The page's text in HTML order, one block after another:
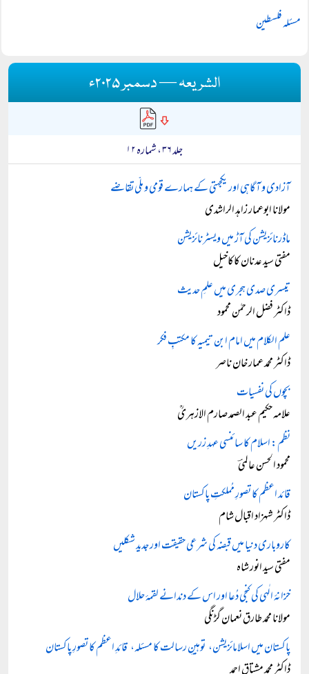
مسئلہ فلسطین
الشریعہ — دسمبر ۲۰۲۵ء
جلد ۳۶ ، شمارہ ۱۲
آزادی و آگاہی اور یکجہتی کے ہمارے قومی و ملّی تقاضے
مولانا ابوعمار زاہد الراشدی
ماڈرنائزیشن کی آڑ میں ویسٹرنائزیشن
مفتی سید عدنان کاکاخیل
تیسری صدی ہجری میں علمِ حدیث
ڈاکٹر فضل الرحمٰن محمود
علم الکلام میں امام ابن تیمیہ کا مکتبِ فکر
ڈاکٹر محمد عمار خان ناصر
بچوں کی نفسیات
علامہ حکیم عبد الصمد صارم الازہریؒ
نظم: اسلام کا سائنسی عہدِ زریں
محمود الحسن عالمیؔ
قائد اعظم کا تصورِ مُملکتِ پاکستان
ڈاکٹر شہزاد اقبال شام
کاروباری دنیا میں قبضہ کی شرعی حقیقت اور جدید شکلیں
مفتی سید انور شاہ
خزانۂ الٰہی کی کنجی دُعا اور اس کے دندانے لقمۂ حلال
مولانا محمد طارق نعمان گڑنگی
پاکستان میں اسلامائزیشن، توہینِ رسالت کا مسئلہ، قائدِ اعظم کا تصورِ پاکستان